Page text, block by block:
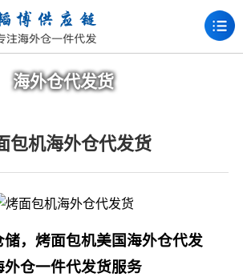
海外仓代发货
包机海外仓代发货
，烤面包机美国海外仓代发
仓一件代发货服务